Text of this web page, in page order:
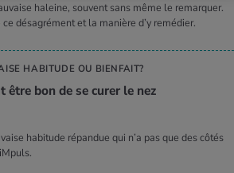
haleine, souvent sans même le remarquer.
désagrément et la manière d’y remédier.
HABITUDE OU BIENFAIT?
être bon de se curer le nez
habitude répandue qui n’a pas que des côtés